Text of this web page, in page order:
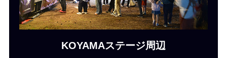
KOYAMAステージ周辺